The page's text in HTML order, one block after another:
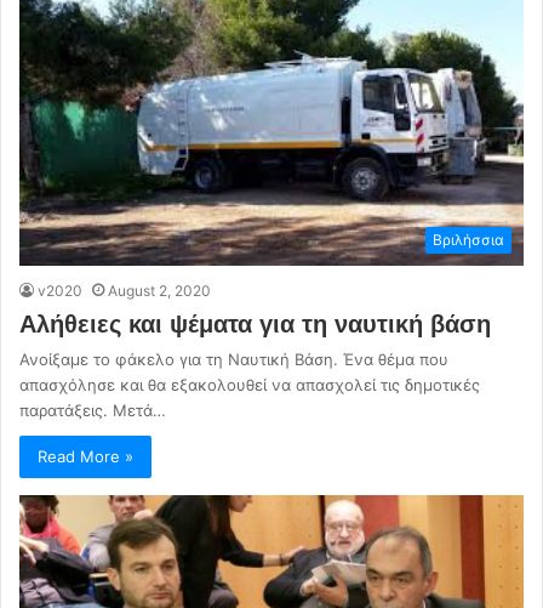
Βριλήσσια
v2020 August 2, 2020
Αλήθειες και ψέματα για τη ναυτική βάση
Ανοίξαμε το φάκελο για τη Ναυτική Βάση. Ένα θέμα που
απασχόλησε και θα εξακολουθεί να απασχολεί τις δημοτικές
παρατάξεις. Μετά…
Read More »